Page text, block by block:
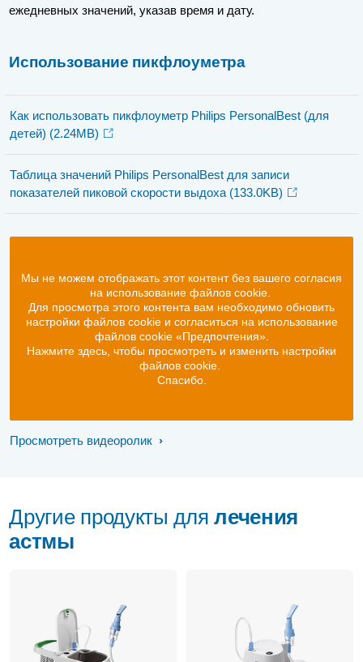
ежедневных значений, указав время и дату.
Использование пикфлоуметра
Как использовать пикфлоуметр Philips PersonalBest (для
детей) (2.24MB)
Таблица значений Philips PersonalBest для записи
показателей пиковой скорости выдоха (133.0KB)
Мы не можем отображать этот контент без вашего согласия
на использование файлов cookie.
Для просмотра этого контента вам необходимо обновить
настройки файлов cookie и согласиться на использование
файлов cookie «Предпочтения».
Нажмите здесь, чтобы просмотреть и изменить настройки
файлов cookie.
Спасибо.
Просмотреть видеоролик
Другие продукты длялечения
астмы